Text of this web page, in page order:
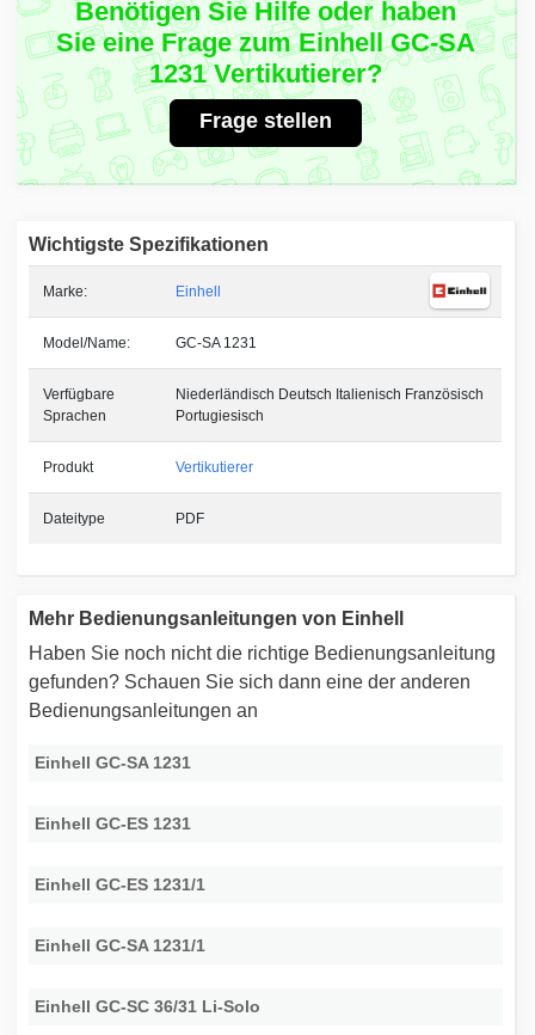
Benötigen Sie Hilfe oder haben
Sie eine Frage zum Einhell GC-SA
1231 Vertikutierer?
Frage stellen
Wichtigste Spezifikationen
Marke: Einhell
Model/Name: GC-SA 1231
Verfügbare
Sprachen
Niederländisch Deutsch Italienisch Französisch
Portugiesisch
Produkt Vertikutierer
Dateitype PDF
Mehr Bedienungsanleitungen von Einhell
Haben Sie noch nicht die richtige Bedienungsanleitung
gefunden? Schauen Sie sich dann eine der anderen
Bedienungsanleitungen an
Einhell GC-SA 1231
Einhell GC-ES 1231
Einhell GC-ES 1231/1
Einhell GC-SA 1231/1
Einhell GC-SC 36/31 Li-Solo